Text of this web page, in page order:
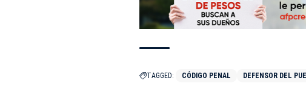
TAGGED: CÓDIGO PENAL DEFENSOR DEL